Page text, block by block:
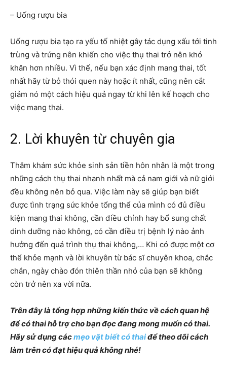
– Uống rượu bia
Uống rượu bia tạo ra yếu tố nhiệt gây tác dụng xấu tới tinh
trùng và trứng nên khiến cho việc thụ thai trở nên khó
khăn hơn nhiều. Vì thế, nếu bạn xác định mang thai, tốt
nhất hãy từ bỏ thói quen này hoặc ít nhất, cũng nên cắt
giảm nó một cách hiệu quả ngay từ khi lên kế hoạch cho
việc mang thai.
2. Lời khuyên từ chuyên gia
Thăm khám sức khỏe sinh sản tiền hôn nhân là một trong
những cách thụ thai nhanh nhất mà cả nam giới và nữ giới
đều không nên bỏ qua. Việc làm này sẽ giúp bạn biết
được tình trạng sức khỏe tổng thể của mình có đủ điều
kiện mang thai không, cần điều chỉnh hay bổ sung chất
dinh dưỡng nào không, có cần điều trị bệnh lý nào ảnh
hưởng đến quá trình thụ thai không,… Khi có được một cơ
thể khỏe mạnh và lời khuyên từ bác sĩ chuyên khoa, chắc
chắn, ngày chào đón thiên thần nhỏ của bạn sẽ không
còn trở nên xa vời nữa.
Trên đây là tổng hợp những kiến thức về cách quan hệ
để có thai hỗ trợ cho bạn đọc đang mong muốn có thai.
Hãy sử dụng cácmẹo vặt biết có thaiđể theo dõi cách
làm trên có đạt hiệu quả không nhé!